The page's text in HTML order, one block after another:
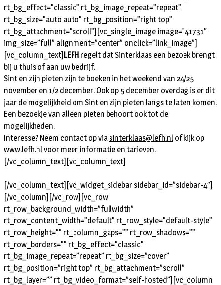
rt_bg_effect=”classic” rt_bg_image_repeat=”repeat”
rt_bg_size=”auto auto” rt_bg_position=”right top”
rt_bg_attachment=”scroll”][vc_single_image image=”41731″
img_size=”full” alignment=”center” onclick=”link_image”]
[vc_column_text] LEFH regelt dat Sinterklaas een bezoek brengt
bij u thuis of aan uw bedrijf.
Sint en zijn pieten zijn te boeken in het weekend van 24/25
november en 1/2 december. Ook op 5 december overdag is er dit
jaar de mogelijkheid om Sint en zijn pieten langs te laten komen.
Een bezoekje van alleen pieten behoort ook tot de
mogelijkheden.
Interesse? Neem contact op via sinterklaas@lefh.nl of kijk op
www.lefh.nl voor meer informatie en tarieven.
[/vc_column_text][vc_column_text]
[/vc_column_text][vc_widget_sidebar sidebar_id=”sidebar-4″]
[/vc_column][/vc_row][vc_row
rt_row_background_width=”fullwidth”
rt_row_content_width=”default” rt_row_style=”default-style”
rt_row_height=”” rt_column_gaps=”” rt_row_shadows=””
rt_row_borders=”” rt_bg_effect=”classic”
rt_bg_image_repeat=”repeat” rt_bg_size=”cover”
rt_bg_position=”right top” rt_bg_attachment=”scroll”
rt_bg_layer=”” rt_bg_video_format=”self-hosted”][vc_column